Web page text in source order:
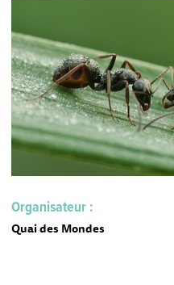
Organisateur :
Quai des Mondes